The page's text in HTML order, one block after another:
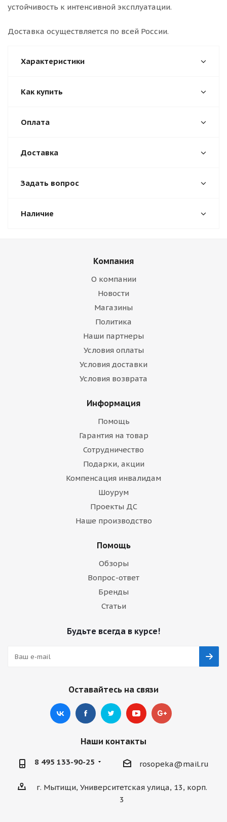
устойчивость к интенсивной эксплуатации.
Доставка осуществляется по всей России.
Характеристики
Как купить
Оплата
Доставка
Задать вопрос
Наличие
Компания
О компании
Новости
Магазины
Политика
Наши партнеры
Условия оплаты
Условия доставки
Условия возврата
Информация
Помощь
Гарантия на товар
Сотрудничество
Подарки, акции
Компенсация инвалидам
Шоурум
Проекты ДС
Наше производство
Помощь
Обзоры
Вопрос-ответ
Бренды
Статьи
Будьте всегда в курсе!
Оставайтесь на связи
Наши контакты
8 495 133-90-25 rosopeka@mail.ru
г. Мытищи, Университетская улица, 13, корп.
3